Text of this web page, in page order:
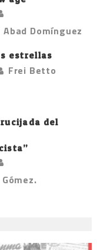
Domínguez
estrellas
Frei Betto
del